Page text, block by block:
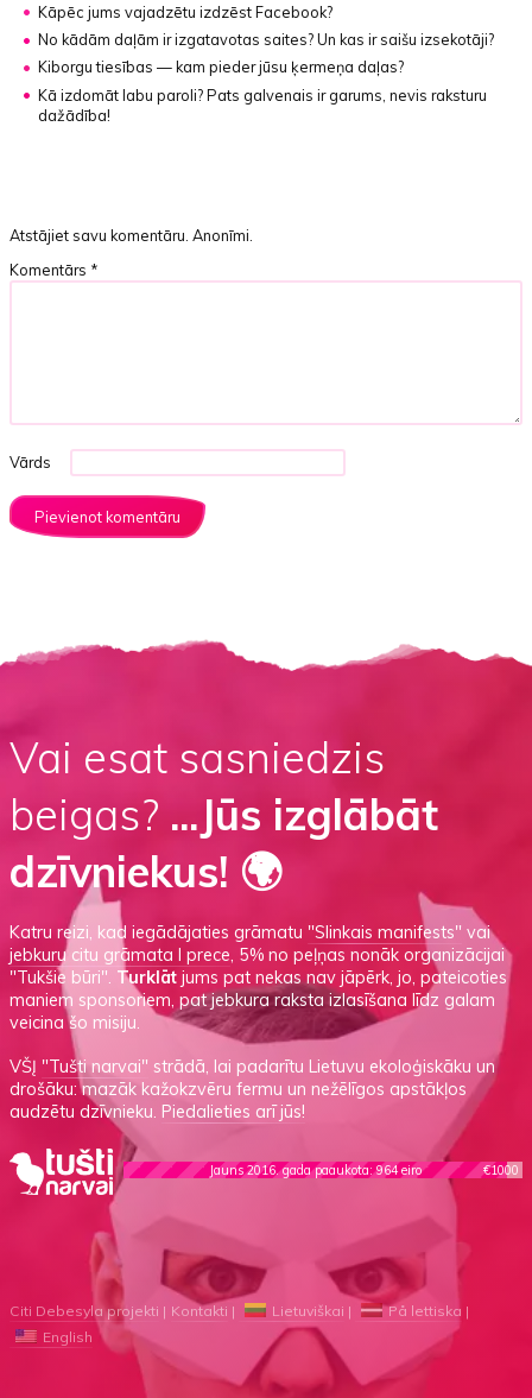
Kāpēc jums vajadzētu izdzēst Facebook?
No kādām daļām ir izgatavotas saites?Un kas ir saišu izsekotāji?
Kiborgu tiesības — kam pieder jūsu ķermeņa daļas?
Kā izdomāt labu paroli?Pats galvenais ir garums, nevis raksturu
dažādība!
Atstājiet savu komentāru. Anonīmi.
Komentārs *
Vārds
Vai esat sasniedzis
beigas? ...Jūs izglābāt
dzīvniekus! 🌍
Katru reizi, kad iegādājaties grāmatu "Slinkais manifests" vai
jebkuru citu grāmata I prece , 5% no peļņas nonāk organizācijai
"Tukšie būri". Turklāt jums pat nekas nav jāpērk, jo, pateicoties
maniem sponsoriem, pat jebkura raksta izlasīšana līdz galam
veicina šo misiju.
VŠĮ "Tušti narvai" strādā, lai padarītu Lietuvu ekoloģiskāku un
drošāku: mazāk kažokzvēru fermu un nežēlīgos apstākļos
audzētu dzīvnieku. Piedalieties arī jūs!
Jauns 2016. gada paaukota: 964 eiro €1000
Citi Debesyla projekti Kontakti Lietuviškai
På lettiska
English